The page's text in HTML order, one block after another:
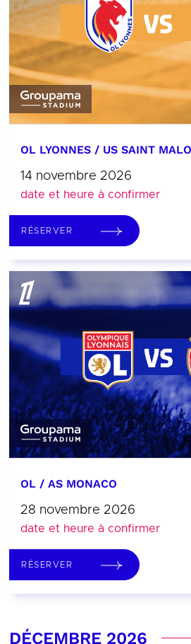
OL LYONNES / US SAINT MALO
14 novembre 2026
date et heure à confirmer
RÉSERVER
OL / AS MONACO
28 novembre 2026
date et heure à confirmer
RÉSERVER
DÉCEMBRE 2026